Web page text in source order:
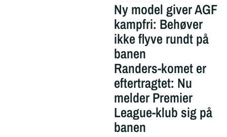
Ny model giver AGF
kampfri: Behøver
ikke flyve rundt på
banen
Randers-komet er
eftertragtet: Nu
melder Premier
League-klub sig på
banen